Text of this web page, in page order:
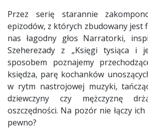
Przez serię starannie
epizodów, z których zbudowany jest
nas łagodny głos Narratorki,
Szeherezady z „Księgi tysiąca i
sposobem poznajemy
księdza, parę kochanków
w rytm nastrojowej muzyki,
dziewczyny czy mężczyznę
oszczędności. Na pozór nie łączy
pewno?